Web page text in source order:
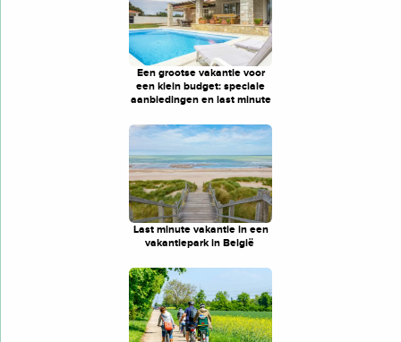
Een grootse vakantie voor
een klein budget: speciale
aanbiedingen en last minute
Last minute vakantie in een
vakantiepark in België